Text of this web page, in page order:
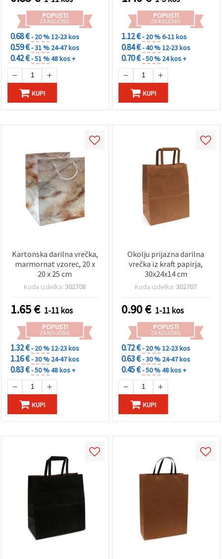
POPUSTI
ZA KOLIČINO
0.68 €- 20 %12-23 kos
0.59 €- 31 % 24-47 kos
0.42 €- 51 %48 kos +
KUPI
POPUSTI
ZA KOLIČINO
1.12 €- 20 %6-11 kos
0.84 €- 40 %12-23 kos
0.70 €- 50 % 24 kos +
KUPI
Kartonska darilna vrečka,
marmornat vzorec, 20 x
20 x 25 cm
Koda izdelka:302708
1.65€ 1-11 kos
POPUSTI
ZA KOLIČINO
1.32 €- 20 %12-23 kos
1.16 €- 30 % 24-47 kos
0.83 €- 50 %48 kos +
KUPI
Okolju prijazna darilna
vrečka iz kraft papirja,
30x24x14 cm
Koda izdelka:302707
0.90€ 1-11 kos
POPUSTI
ZA KOLIČINO
0.72 €- 20 %12-23 kos
0.63 €- 30 % 24-47 kos
0.45 €- 50 %48 kos +
KUPI